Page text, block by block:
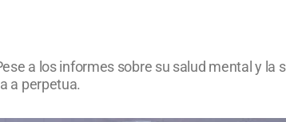
a los informes sobre su salud mental y la
a perpetua.